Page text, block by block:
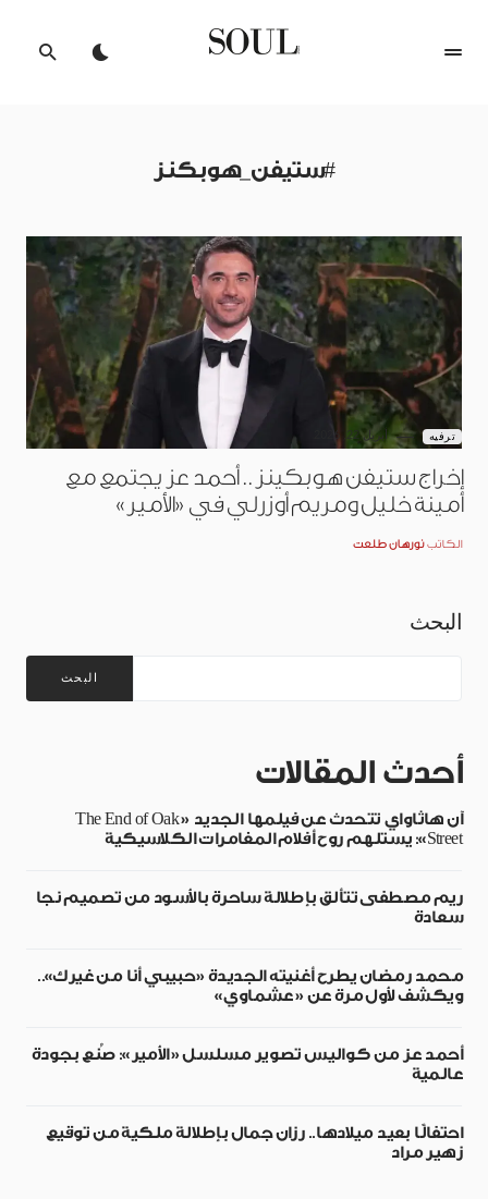
#ستيفن_هوبكنز
ترفيه أبريل 22, 2026
إخراج ستيفن هوبكينز.. أحمد عز يجتمع مع
أمينة خليل ومريم أوزرلي في «الأمير»
الكاتب نورهان طلعت
البحث
البحث
أحدث المقالات
آن هاثاواي تتحدث عن فيلمها الجديد «The End of Oak
Street»: يستلهم روح أفلام المغامرات الكلاسيكية
ريم مصطفى تتألق بإطلالة ساحرة بالأسود من تصميم نجا
سعادة
محمد رمضان يطرح أغنيته الجديدة «حبيبي أنا من غيرك»..
ويكشف لأول مرة عن «عشماوي»
أحمد عز من كواليس تصوير مسلسل «الأمير»: صُنع بجودة
عالمية
احتفالًا بعيد ميلادها.. رزان جمال بإطلالة ملكية من توقيع
زهير مراد